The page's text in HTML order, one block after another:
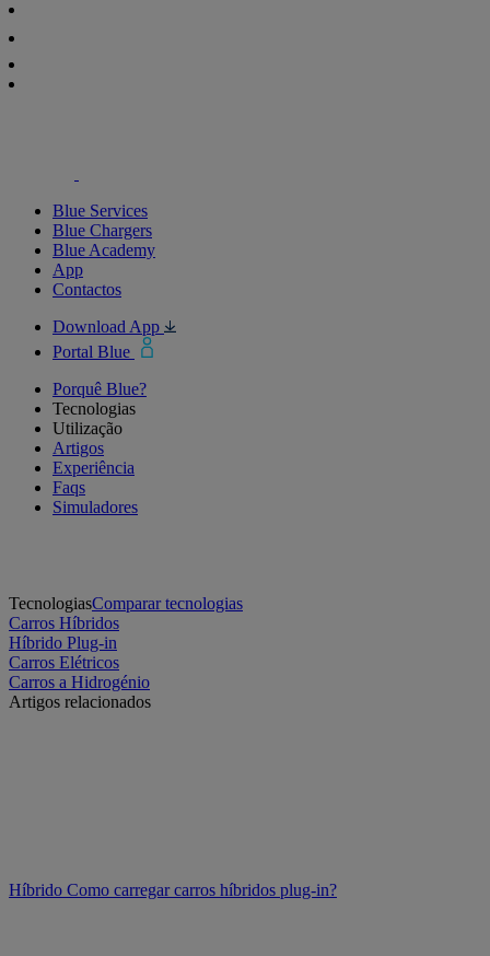
Blue Services
Blue Chargers
Blue Academy
App
Contactos
Download App
Portal Blue
Porquê Blue?
Tecnologias
Utilização
Artigos
Experiência
Faqs
Simuladores
TecnologiasComparar tecnologias
Carros Híbridos
Híbrido Plug-in
Carros Elétricos
Carros a Hidrogénio
Artigos relacionados
Híbrido Como carregar carros híbridos plug-in?